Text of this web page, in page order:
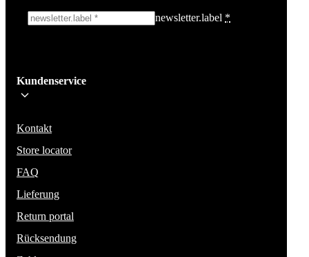
newsletter.label *
Bleib auf dem Laufenden über die neuesten Nachrichten, Kampagnen
Aktionen. Wir geben deine E-Mail-Adresse nicht weiter und versenden
Kundenservice
Kontakt
Store locator
FAQ
Lieferung
Return portal
Rücksendung